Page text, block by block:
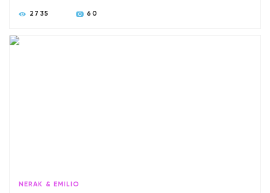
2735 60
NERAK & EMILIO